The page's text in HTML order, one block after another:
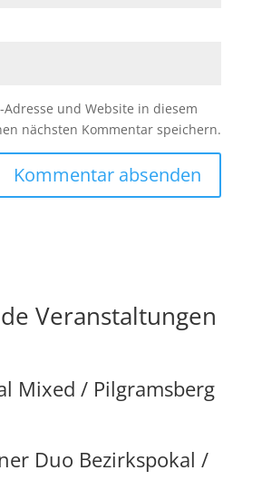
Adresse und Website in diesem
nächsten Kommentar speichern.
Veranstaltungen
Mixed / Pilgramsberg
Duo Bezirkspokal /